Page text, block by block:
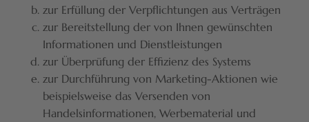
zur Erfüllung der Verpflichtungen aus Verträgen
zur Bereitstellung der von Ihnen gewünschten
Informationen und Dienstleistungen
zur Überprüfung der Effizienz des Systems
zur Durchführung von Marketing-Aktionen wie
beispielsweise das Versenden von
Handelsinformationen, Werbematerial und